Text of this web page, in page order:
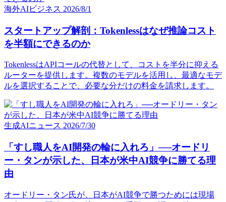
海外AIビジネス 2026/8/1
スタートアップ解剖：Tokenlessはなぜ推論コスト
を半額にできるのか
TokenlessはAPIコールの代替として、コストを半分に抑える
ルーターを提供します。複数のモデルを活用し、最適なモデ
ルを選択することで、必要な分だけの料金を請求します。
生成AIニュース 2026/7/30
「すし職人をAI開発の輪に入れろ」──オードリ
ー・タンが示した、日本が米中AI競争に勝てる理
由
オードリー・タン氏が、日本がAI競争で勝つためには現場